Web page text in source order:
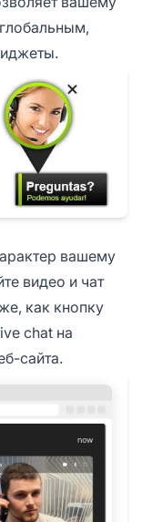
вашему
видео и чат
как кнопку
chat на
сайта.